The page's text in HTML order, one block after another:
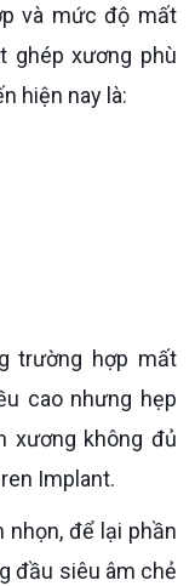
và mức độ mất
ghép xương phù
hiện nay là:
cao nhưng hẹp
xương không đủ
Implant.
đầu siêu âm chẻ